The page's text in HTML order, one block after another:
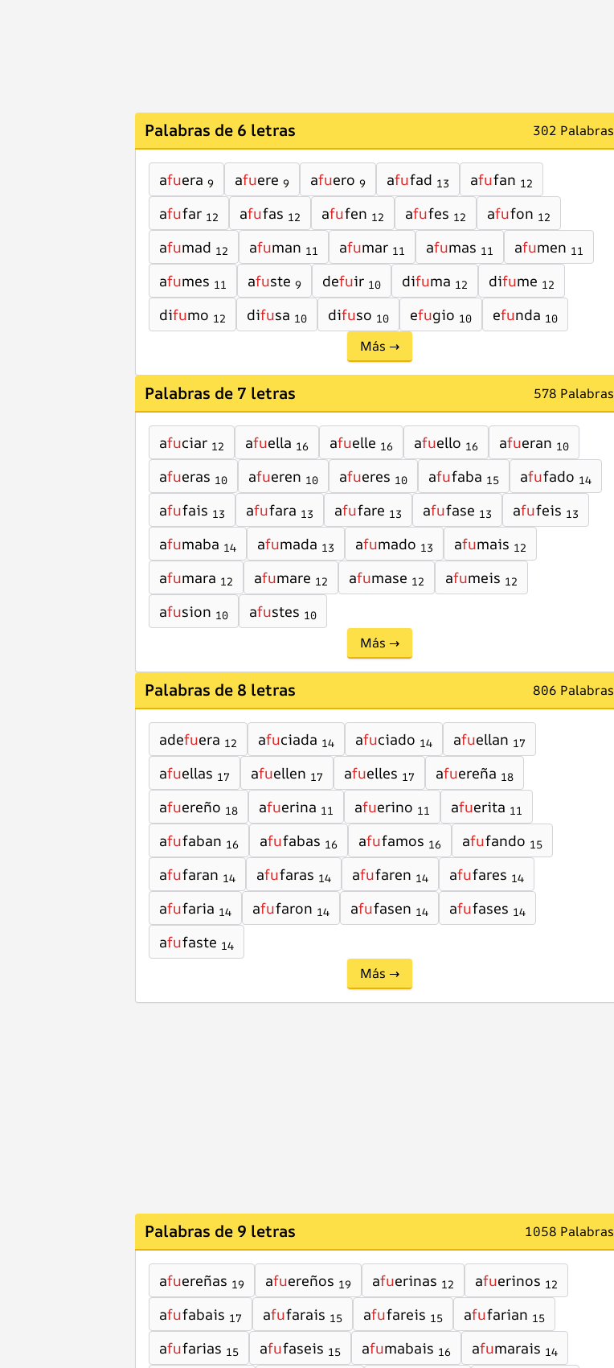
Palabras de 6 letras 302 Palabras
afuera 9 afuere 9 afuero 9 afufad 13 afufan 12
afufar 12 afufas 12 afufen 12 afufes 12 afufon 12
afumad 12 afuman 11 afumar 11 afumas 11 afumen 11
afumes 11 afuste 9 defuir 10 difuma 12 difume 12
difumo 12 difusa 10 difuso 10 efugio 10 efunda 10
Más →
Palabras de 7 letras 578 Palabras
afuciar 12 afuella 16 afuelle 16 afuello 16 afueran 10
afueras 10 afueren 10 afueres 10 afufaba 15 afufado 14
afufais 13 afufara 13 afufare 13 afufase 13 afufeis 13
afumaba 14 afumada 13 afumado 13 afumais 12
afumara 12 afumare 12 afumase 12 afumeis 12
afusion 10 afustes 10
Más →
Palabras de 8 letras 806 Palabras
adefuera 12 afuciada 14 afuciado 14 afuellan 17
afuellas 17 afuellen 17 afuelles 17 afuereña 18
afuereño 18 afuerina 11 afuerino 11 afuerita 11
afufaban 16 afufabas 16 afufamos 16 afufando 15
afufaran 14 afufaras 14 afufaren 14 afufares 14
afufaria 14 afufaron 14 afufasen 14 afufases 14
afufaste 14
Más →
Palabras de 9 letras 1058 Palabras
afuereñas 19 afuereños 19 afuerinas 12 afuerinos 12
afufabais 17 afufarais 15 afufareis 15 afufarian 15
afufarias 15 afufaseis 15 afumabais 16 afumarais 14